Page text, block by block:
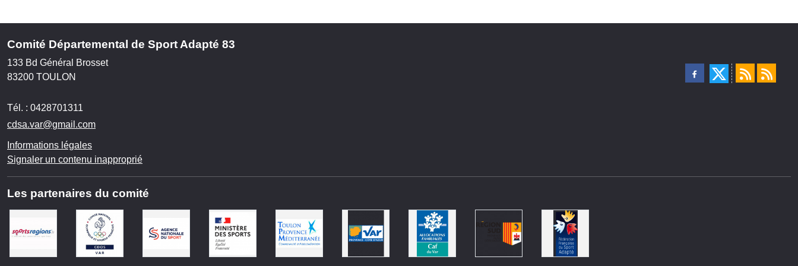
Comité Départemental de Sport Adapté 83
133 Bd Général Brosset
83200 TOULON
Tél. : 0428701311
cdsa.var@gmail.com
Informations légales
Signaler un contenu inapproprié
Les partenaires du comité